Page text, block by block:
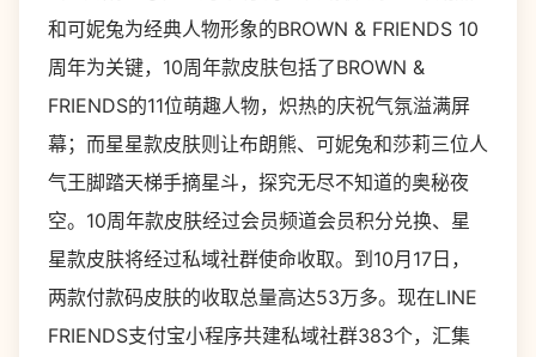
和可妮兔为经典人物形象的BROWN & FRIENDS 10
周年为关键，10周年款皮肤包括了BROWN &
FRIENDS的11位萌趣人物，炽热的庆祝气氛溢满屏
幕；而星星款皮肤则让布朗熊、可妮兔和莎莉三位人
气王脚踏天梯手摘星斗，探究无尽不知道的奥秘夜
空。10周年款皮肤经过会员频道会员积分兑换、星
星款皮肤将经过私域社群使命收取。到10月17日，
两款付款码皮肤的收取总量高达53万多。现在LINE
FRIENDS支付宝小程序共建私域社群383个，汇集